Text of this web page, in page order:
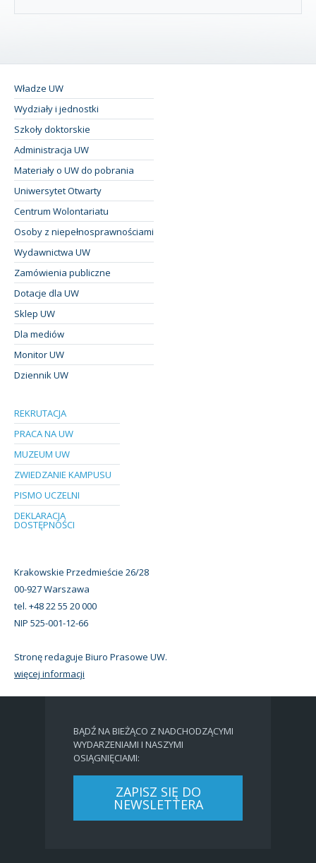
Władze UW
Wydziały i jednostki
Szkoły doktorskie
Administracja UW
Materiały o UW do pobrania
Uniwersytet Otwarty
Centrum Wolontariatu
Osoby z niepełnosprawnościami
Wydawnictwa UW
Zamówienia publiczne
Dotacje dla UW
Sklep UW
Dla mediów
Monitor UW
Dziennik UW
REKRUTACJA
PRACA NA UW
MUZEUM UW
ZWIEDZANIE KAMPUSU
PISMO UCZELNI
DEKLARACJA
DOSTĘPNOŚCI
Krakowskie Przedmieście 26/28
00-927 Warszawa
tel. +48 22 55 20 000
NIP 525-001-12-66
Stronę redaguje Biuro Prasowe UW.
więcej informacji
BĄDŹ NA BIEŻĄCO Z NADCHODZĄCYMI
WYDARZENIAMI I NASZYMI
OSIĄGNIĘCIAMI:
ZAPISZ SIĘ DO
NEWSLETTERA